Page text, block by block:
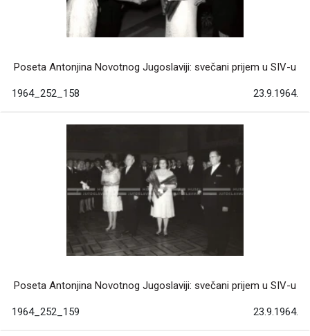
Poseta Antonjina Novotnog Jugoslaviji: svečani prijem u SIV-u
1964_252_158 23.9.1964.
Poseta Antonjina Novotnog Jugoslaviji: svečani prijem u SIV-u
1964_252_159 23.9.1964.